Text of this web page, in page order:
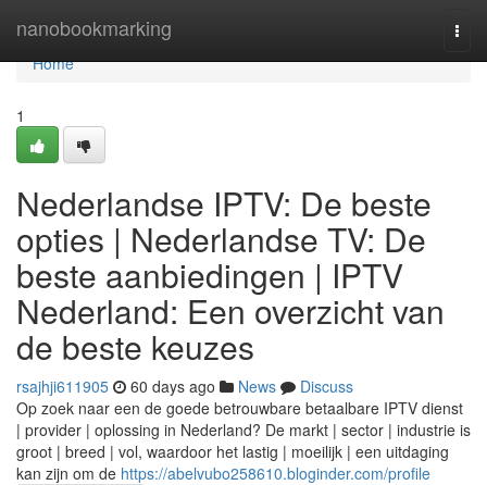
nanobookmarking
Home
Home
1
Nederlandse IPTV: De beste
opties | Nederlandse TV: De
beste aanbiedingen | IPTV
Nederland: Een overzicht van
de beste keuzes
rsajhji611905 60 days ago News
Discuss
Op zoek naar een de goede betrouwbare betaalbare IPTV dienst
| provider | oplossing in Nederland? De markt | sector | industrie is
groot | breed | vol, waardoor het lastig | moeilijk | een uitdaging
kan zijn om de https://abelvubo258610.bloginder.com/profile